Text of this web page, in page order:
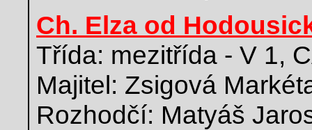
Ch. Elza od
Třída: mezitřída - V 1,
Majitel: Zsigová
Rozhodčí: Matyáš